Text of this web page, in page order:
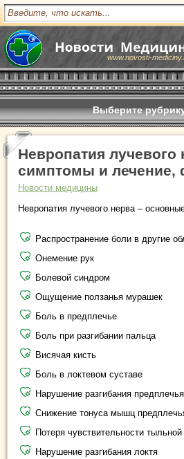
www.novosti-
Выберите
Невропатия лучевого
симптомы и лечение,
Новости медицины
Невропатия лучевого нерва –
Распространение боли в другие
Онемение рук
Болевой синдром
Ощущение ползанья мурашек
Боль в предплечье
Боль при разгибании пальца
Висячая кисть
Боль в локтевом суставе
Нарушение разгибания предплечья
Снижение тонуса мышц
Потеря чувствительности
Нарушение разгибания локтя